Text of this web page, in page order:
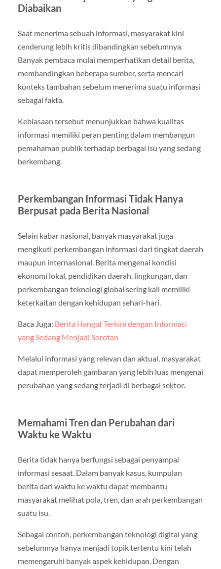
Diabaikan
Saat menerima sebuah informasi, masyarakat kini
cenderung lebih kritis dibandingkan sebelumnya.
Banyak pembaca mulai memperhatikan detail berita,
membandingkan beberapa sumber, serta mencari
konteks tambahan sebelum menerima suatu informasi
sebagai fakta.
Kebiasaan tersebut menunjukkan bahwa kualitas
informasi memiliki peran penting dalam membangun
pemahaman publik terhadap berbagai isu yang sedang
berkembang.
Perkembangan Informasi Tidak Hanya
Berpusat pada Berita Nasional
Selain kabar nasional, banyak masyarakat juga
mengikuti perkembangan informasi dari tingkat daerah
maupun internasional. Berita mengenai kondisi
ekonomi lokal, pendidikan daerah, lingkungan, dan
perkembangan teknologi global sering kali memiliki
keterkaitan dengan kehidupan sehari-hari.
Baca Juga: Berita Hangat Terkini dengan Informasi
yang Sedang Menjadi Sorotan
Melalui informasi yang relevan dan aktual, masyarakat
dapat memperoleh gambaran yang lebih luas mengenai
perubahan yang sedang terjadi di berbagai sektor.
Memahami Tren dan Perubahan dari
Waktu ke Waktu
Berita tidak hanya berfungsi sebagai penyampai
informasi sesaat. Dalam banyak kasus, kumpulan
berita dari waktu ke waktu dapat membantu
masyarakat melihat pola, tren, dan arah perkembangan
suatu isu.
Sebagai contoh, perkembangan teknologi digital yang
sebelumnya hanya menjadi topik tertentu kini telah
memengaruhi banyak aspek kehidupan. Dengan